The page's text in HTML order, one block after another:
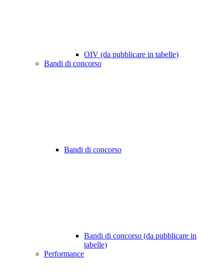
OIV (da pubblicare in tabelle)
Bandi di concorso
Bandi di concorso
Bandi di concorso (da pubblicare in
tabelle)
Performance